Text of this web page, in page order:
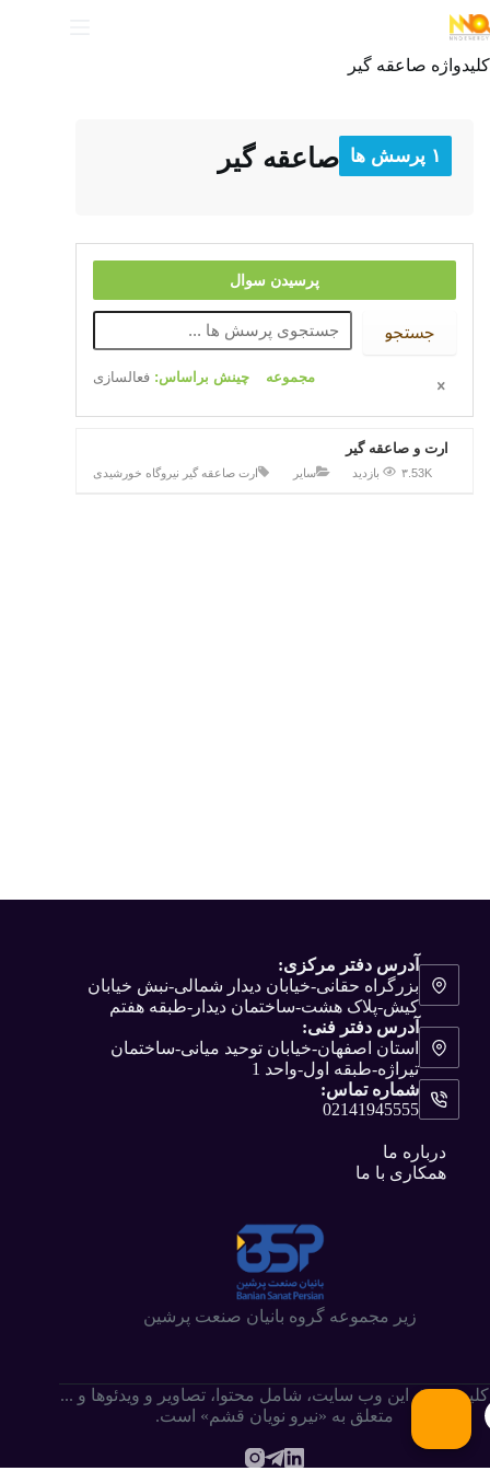
کلیدواژه صاعقه گیر
صاعقه گیر ۱ پرسش ها
پرسیدن سوال
جستجو
چینش براساس:فعالسازی مجموعه
ارت و صاعقه گیر
۳.53K بازدید سایر ارت صاعقه گیر نیروگاه خورشیدی
آدرس دفتر مرکزی:
بزرگراه حقانی-خیابان دیدار شمالی-نبش خیابان
کیش-پلاک هشت-ساختمان دیدار-طبقه هفتم
آدرس دفتر فنی:
استان اصفهان-خیابان توحید میانی-ساختمان
تیراژه-طبقه اول-واحد 1
شماره تماس:
02141945555
درباره ما
همکاری با ما
زیر مجموعه گروه بانیان صنعت پرشین
کلیه حقوق این وب سایت،‌ شامل محتوا، تصاویر و ویدئوها و ...
متعلق به «نیرو نویان قشم» است.